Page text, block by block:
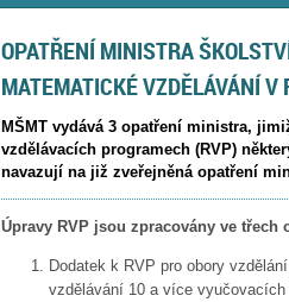
OPATŘENÍ MINISTRA
MATEMATICKÉ VZDĚLÁVÁNÍ V
MŠMT vydává 3 opatření ministra,
vzdělávacích programech (RVP)
navazují na již zveřejněná opatření
Úpravy RVP jsou zpracovány ve třech
Dodatek k RVP pro obory
vzdělávání 10 a více